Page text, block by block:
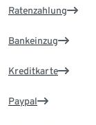
Ratenzahlung
Bankeinzug
Kreditkarte
Paypal